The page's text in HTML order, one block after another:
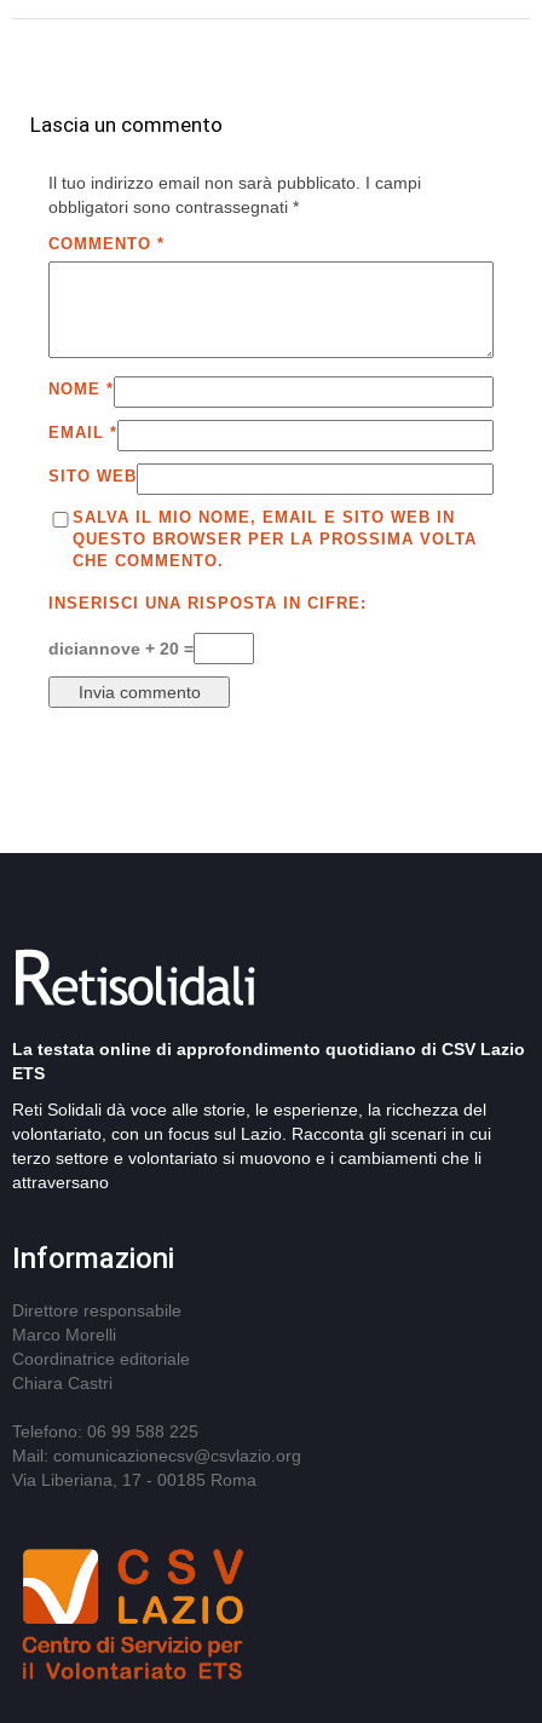
Lascia un commento
Il tuo indirizzo email non sarà pubblicato. I campi
obbligatori sono contrassegnati *
COMMENTO *
NOME *
EMAIL *
SITO WEB
SALVA IL MIO NOME, EMAIL E SITO WEB IN
QUESTO BROWSER PER LA PROSSIMA VOLTA
CHE COMMENTO.
INSERISCI UNA RISPOSTA IN CIFRE:
diciannove + 20 =
La testata online di approfondimento quotidiano di CSV Lazio
ETS
Reti Solidali dà voce alle storie, le esperienze, la ricchezza del
volontariato, con un focus sul Lazio. Racconta gli scenari in cui
terzo settore e volontariato si muovono e i cambiamenti che li
attraversano
Informazioni
Direttore responsabile
Marco Morelli
Coordinatrice editoriale
Chiara Castri
Telefono: 06 99 588 225
Mail: comunicazionecsv@csvlazio.org
Via Liberiana, 17 - 00185 Roma